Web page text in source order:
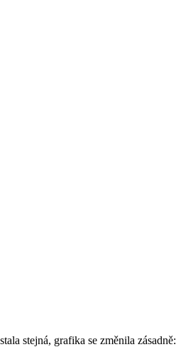
stejná, grafika se změnila zásadně: